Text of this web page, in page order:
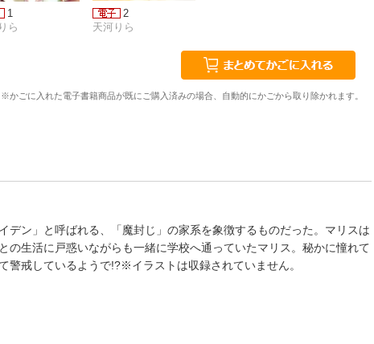
1
ら
2
天河りら
※かごに入れた電子書籍商品が既にご購入済みの場合、自動的にかごから取り除かれます。
ン」と呼ばれる、「魔封じ」の家系を象徴するものだった。マリスは
生活に戸惑いながらも一緒に学校へ通っていたマリス。秘かに憧れて
警戒しているようで!?※イラストは収録されていません。